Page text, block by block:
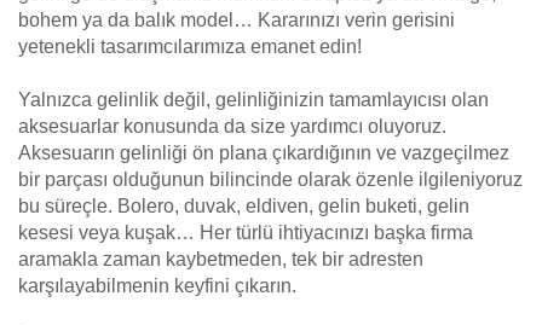
bohem ya da balık model… Kararınızı verin gerisini
yetenekli tasarımcılarımıza emanet edin!
Yalnızca gelinlik değil, gelinliğinizin tamamlayıcısı olan
aksesuarlar konusunda da size yardımcı oluyoruz.
Aksesuarın gelinliği ön plana çıkardığının ve vazgeçilmez
bir parçası olduğunun bilincinde olarak özenle ilgileniyoruz
bu süreçle. Bolero, duvak, eldiven, gelin buketi, gelin
kesesi veya kuşak… Her türlü ihtiyacınızı başka firma
aramakla zaman kaybetmeden, tek bir adresten
karşılayabilmenin keyfini çıkarın.